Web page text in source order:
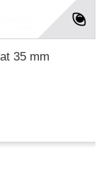
35 mm